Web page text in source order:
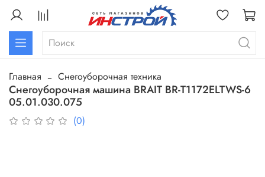
Главная Снегоуборочная техника
Снегоуборочная машина BRAIT BR-T1172ELTWS-6
05.01.030.075
(0)